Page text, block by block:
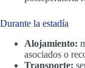
Durante la estadía
Alojamiento:
asociados o
Transporte: